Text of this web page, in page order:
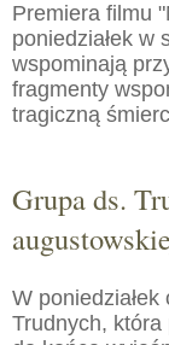
Premiera filmu
poniedziałek w
wspominają
fragmenty
tragiczną
Grupa ds.
W
Trudnych, która